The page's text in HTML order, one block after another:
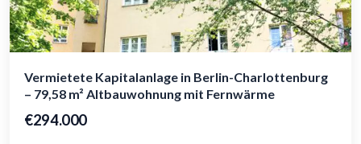
Vermietete Kapitalanlage in Berlin-Charlottenburg
– 79,58 m² Altbauwohnung mit Fernwärme
€294.000